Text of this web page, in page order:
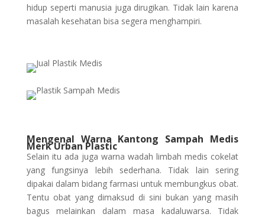
hidup seperti manusia juga dirugikan. Tidak lain karena
masalah kesehatan bisa segera menghampiri.
Mengenal Warna Kantong Sampah Medis
Merk Urban Plastic
Selain itu ada juga warna wadah limbah medis cokelat
yang fungsinya lebih sederhana. Tidak lain sering
dipakai dalam bidang farmasi untuk membungkus obat.
Tentu obat yang dimaksud di sini bukan yang masih
bagus melainkan dalam masa kadaluwarsa. Tidak